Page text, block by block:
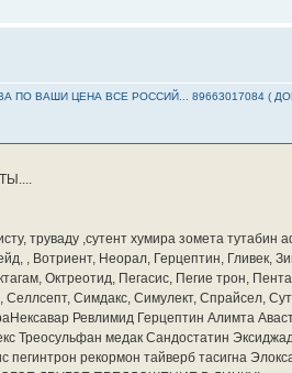
ПО ВАШИ ЦЕНА ВСЕ РОССИЙ... 89663017084 (
труваду ,сутент хумира зомета
, Вотриент, Неорал, Герцептин, Гливек,
Октреотид, Пегасис, Пегие трон,
Симдакс, Симулект, Спрайсел,
Ревлимид Герцептин Алимта
Треосульфан медак Сандостатин
пегинтрон рекормон тайверб тасигна